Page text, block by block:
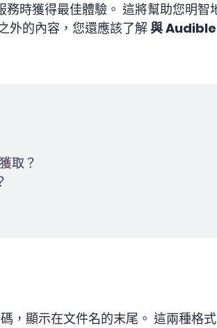
時獲得最佳體驗。 這將幫助您明智
外的內容，您還應該了解與 Audible
取？
，顯示在文件名的末尾。 這兩種格